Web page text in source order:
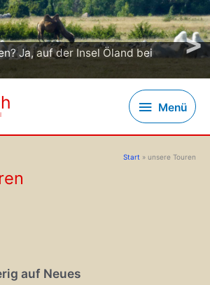
Ja, auf der Insel Öland bei
>
Menü
Menü
Start unsere Touren
auf Neues